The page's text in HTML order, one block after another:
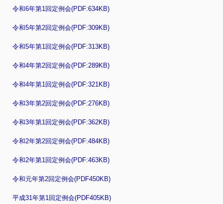
令和6年第1回定例会(PDF:634KB)
令和5年第2回定例会(PDF:309KB)
令和5年第1回定例会(PDF:313KB)
令和4年第2回定例会(PDF:289KB)
令和4年第1回定例会(PDF:321KB)
令和3年第2回定例会(PDF:276KB)
令和3年第1回定例会(PDF:362KB)
令和2年第2回定例会(PDF:484KB)
令和2年第1回定例会(PDF:463KB)
令和元年第2回定例会(PDF450KB)
平成31年第1回定例会(PDF405KB)